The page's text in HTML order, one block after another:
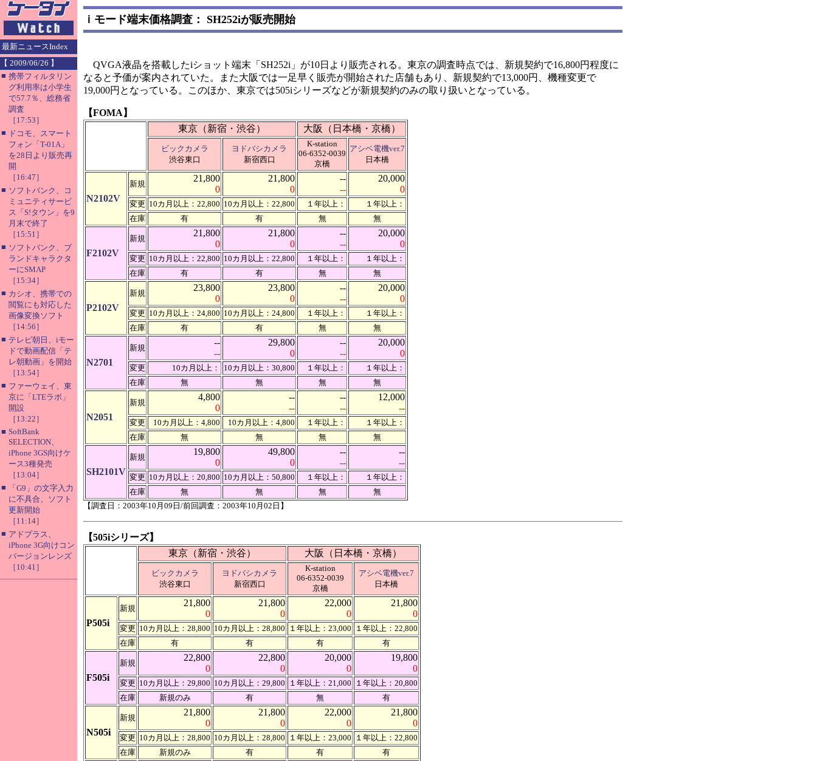
最新ニュースIndex
【 2009/06/26 】
■ 携帯フィルタリン
グ利用率は小学生
で57.7％、総務省
調査
［17:53］
■ ドコモ、スマート
フォン「T-01A」
を28日より販売再
開
［16:47］
■ ソフトバンク、コ
ミュニティサービ
ス「S!タウン」を9
月末で終了
［15:51］
■ ソフトバンク、ブ
ランドキャラクタ
ーにSMAP
［15:34］
■ カシオ、携帯での
閲覧にも対応した
画像変換ソフト
［14:56］
■ テレビ朝日、iモー
ドで動画配信「テ
レ朝動画」を開始
［13:54］
■ ファーウェイ、東
京に「LTEラボ」
開設
［13:22］
■ SoftBank
SELECTION、
iPhone 3GS向けケ
ース3種発売
［13:04］
■
「G9」の文字入力
に不具合、ソフト
更新開始
［11:14］
■ アドプラス、
iPhone 3G向けコン
バージョンレンズ
［10:41］
ｉモード端末価格調査： SH252iが販売開始
QVGA液晶を搭載したiショット端末「SH252i」が10日より販売される。東京の調査時点では、新規契約で16,800円程度に
なると予価が案内されていた。また大阪では一足早く販売が開始された店舗もあり、新規契約で13,000円、機種変更で
19,000円となっている。このほか、東京では505iシリーズなどが新規契約のみの取り扱いとなっている。
【FOMA】
東京（新宿・渋谷）
大阪（日本橋・京橋）
ビックカメラ
渋谷東口
ヨドバシカメラ
新宿西口
K-station
06-6352-0039
京橋
アシベ電機ver.7
日本橋
N2102V
新規
21,800
0
21,800
0
--
--
20,000
0
変更 10カ月以上：22,800 10カ月以上：22,800 １年以上：
１年以上：
在庫
有 有 無 無
F2102V
新規
21,800
0
21,800
0
--
--
20,000
0
変更 10カ月以上：22,800 10カ月以上：22,800 １年以上：
１年以上：
在庫
有 有 無 無
P2102V
新規
23,800
0
23,800
0
--
--
20,000
0
変更 10カ月以上：24,800 10カ月以上：24,800 １年以上：
１年以上：
在庫
有 有 無 無
N2701
新規
--
--
29,800
0
--
--
20,000
0
変更 10カ月以上： 10カ月以上：30,800 １年以上：
１年以上：
在庫
無 無 無 無
N2051
新規
4,800
0
--
--
--
--
12,000
--
変更 10カ月以上：4,800 10カ月以上：4,800 １年以上：
１年以上：
在庫
無 無 無 無
SH2101V
新規
19,800
0
49,800
0
--
--
--
--
変更 10カ月以上：20,800 10カ月以上：50,800 １年以上：
１年以上：
在庫
無 無 無
無
【調査日：2003年10月09日/前回調査：2003年10月02日】
【505iシリーズ】
東京（新宿・渋谷）
大阪（日本橋・京橋）
ビックカメラ
渋谷東口
ヨドバシカメラ
新宿西口
K-station
06-6352-0039
京橋
アシベ電機ver.7
日本橋
P505i
新規
21,800
0
21,800
0
22,000
0
21,800
0
変更 10カ月以上：28,800 10カ月以上：28,800 １年以上：23,000
１年以上：22,800
在庫
有 有 有 有
F505i
新規
22,800
0
22,800
0
20,000
0
19,800
0
変更 10カ月以上：29,800 10カ月以上：29,800 １年以上：21,000
１年以上：20,800
在庫
新規のみ 有 無 有
N505i
新規
21,800
0
21,800
0
22,000
0
21,800
0
変更 10カ月以上：28,800 10カ月以上：28,800 １年以上：23,000
１年以上：22,800
在庫
新規のみ 有 有 有